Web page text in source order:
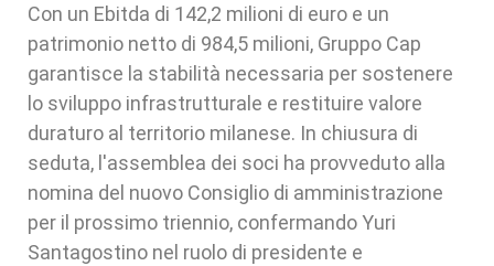
Con un Ebitda di 142,2 milioni di euro e un
patrimonio netto di 984,5 milioni, Gruppo Cap
garantisce la stabilità necessaria per sostenere
lo sviluppo infrastrutturale e restituire valore
duraturo al territorio milanese. In chiusura di
seduta, l'assemblea dei soci ha provveduto alla
nomina del nuovo Consiglio di amministrazione
per il prossimo triennio, confermando Yuri
Santagostino nel ruolo di presidente e